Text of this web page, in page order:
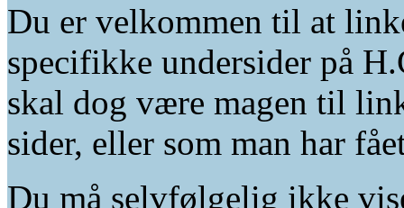
Du er velkommen til at
specifikke undersider på
skal dog være magen til
sider, eller som man har
Du må selvfølgelig ikke